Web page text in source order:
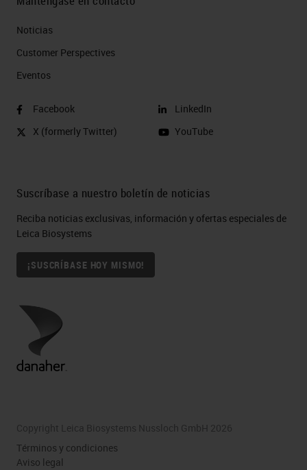
Noticias
Customer Perspectives​
Eventos
Facebook
X (formerly Twitter)
LinkedIn
YouTube
Suscríbase a nuestro boletín de noticias
Reciba noticias exclusivas, información y ofertas especiales de
Leica Biosystems
¡SUSCRÍBASE HOY MISMO!
Copyright Leica Biosystems Nussloch GmbH 2026
Términos y condiciones
Aviso legal